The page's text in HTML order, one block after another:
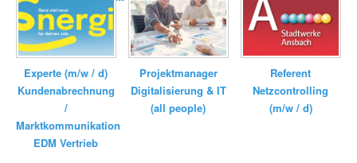
Experte (m/w / d)
Kundenabrechnung
/
Marktkommunikation
EDM Vertrieb
Projektmanager
Digitalisierung & IT
(all people)
Referent
Netzcontrolling
(m/w / d)